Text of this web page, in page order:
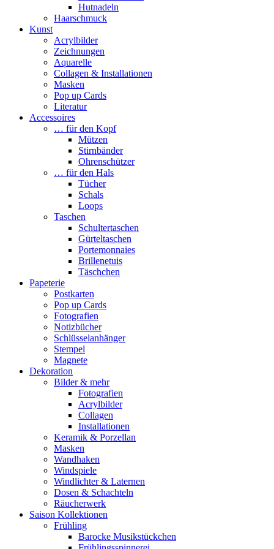
Hutnadeln
Haarschmuck
Kunst
Acrylbilder
Zeichnungen
Aquarelle
Collagen & Installationen
Masken
Pop up Cards
Literatur
Accessoires
… für den Kopf
Mützen
Stirnbänder
Ohrenschützer
… für den Hals
Tücher
Schals
Loops
Taschen
Schultertaschen
Gürteltaschen
Portemonnaies
Brillenetuis
Täschchen
Papeterie
Postkarten
Pop up Cards
Fotografien
Notizbücher
Schlüsselanhänger
Stempel
Magnete
Dekoration
Bilder & mehr
Fotografien
Acrylbilder
Collagen
Installationen
Keramik & Porzellan
Masken
Wandhaken
Windspiele
Windlichter & Laternen
Dosen & Schachteln
Räucherwerk
Saison Kollektionen
Frühling
Barocke Musikstückchen